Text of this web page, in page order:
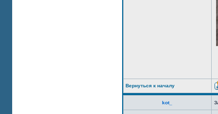
Вернуться к началу
kot_